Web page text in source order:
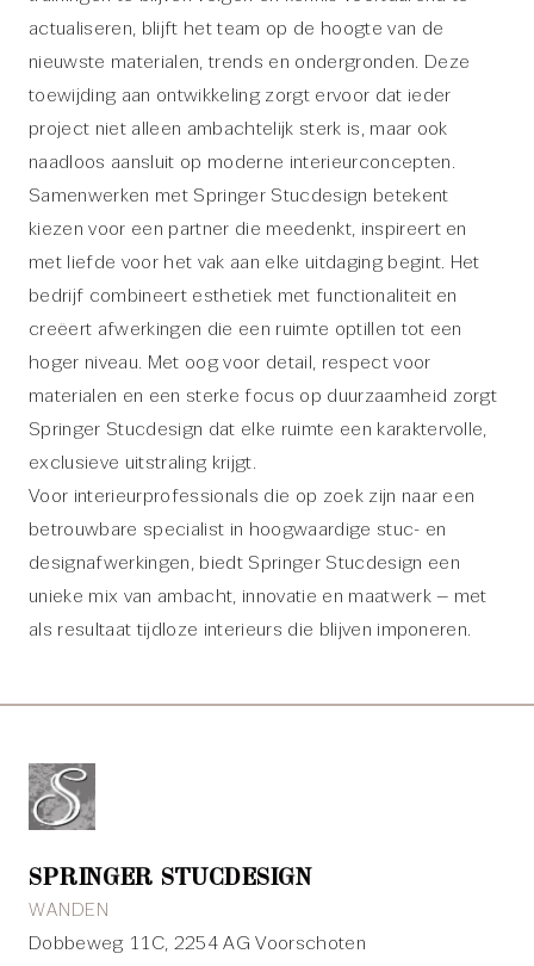
actualiseren, blijft het team op de hoogte van de
nieuwste materialen, trends en ondergronden. Deze
toewijding aan ontwikkeling zorgt ervoor dat ieder
project niet alleen ambachtelijk sterk is, maar ook
naadloos aansluit op moderne interieurconcepten.
Samenwerken met Springer Stucdesign betekent
kiezen voor een partner die meedenkt, inspireert en
met liefde voor het vak aan elke uitdaging begint. Het
bedrijf combineert esthetiek met functionaliteit en
creëert afwerkingen die een ruimte optillen tot een
hoger niveau. Met oog voor detail, respect voor
materialen en een sterke focus op duurzaamheid zorgt
Springer Stucdesign dat elke ruimte een karaktervolle,
exclusieve uitstraling krijgt.
Voor interieurprofessionals die op zoek zijn naar een
betrouwbare specialist in hoogwaardige stuc- en
designafwerkingen, biedt Springer Stucdesign een
unieke mix van ambacht, innovatie en maatwerk – met
als resultaat tijdloze interieurs die blijven imponeren.
SPRINGER STUCDESIGN
WANDEN
Dobbeweg 11C, 2254 AG Voorschoten